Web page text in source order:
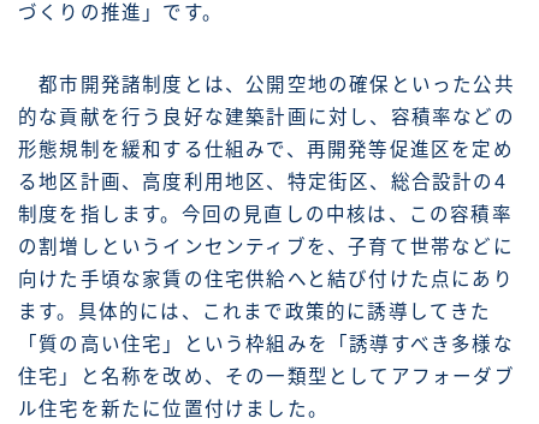
づくりの推進」です。
都市開発諸制度とは、公開空地の確保といった公共
的な貢献を行う良好な建築計画に対し、容積率などの
形態規制を緩和する仕組みで、再開発等促進区を定め
る地区計画、高度利用地区、特定街区、総合設計の4
制度を指します。今回の見直しの中核は、この容積率
の割増しというインセンティブを、子育て世帯などに
向けた手頃な家賃の住宅供給へと結び付けた点にあり
ます。具体的には、これまで政策的に誘導してきた
「質の高い住宅」という枠組みを「誘導すべき多様な
住宅」と名称を改め、その一類型としてアフォーダブ
ル住宅を新たに位置付けました。